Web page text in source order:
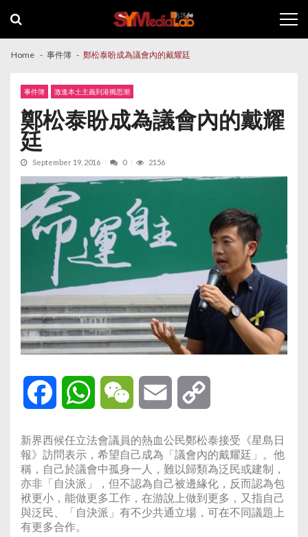
navigation
content
Home 事件簿 鄭松泰盼成為議會內的戴耀廷
事件簿 激進本土主義到港獨思潮
鄭松泰盼成為議會內的戴耀
廷
September 19, 2016 0 2156
Facebook WhatsAppWeChat Email
新界西候任立法會議員的熱血公民鄭松泰接受《星島日
報》訪問表示，希望自己成為「議會內的戴耀廷」。他
稱，自己於議會中孤身一人，難以歸類為泛民或建制，
亦非「自決派」，但不認為自己被邊緣化，反而認為包
袱更小，能做更多工作，在游說上做到更多，又指自己
與泛民、「自決派」有不少共通立場，可在不同議題上
有更多合作。